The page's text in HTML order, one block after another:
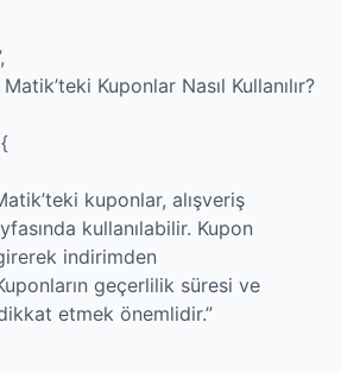
Matik’teki Kuponlar Nasıl Kullanılır?
kuponlar, alışveriş
kullanılabilir. Kupon
indirimden
geçerlilik süresi ve
etmek önemlidir.”